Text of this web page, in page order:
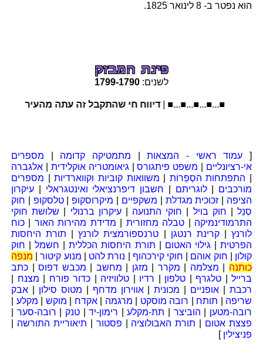
הוא נפטר ב- 8 לינואר 1825.
לשנים: 1799-1790
■...■...■...■...■ | דיווח חי שהתקבל זה עתה מהעיר עכו:
[ עמוד ראשי - המצאות| מתמטיקה קדומה
מספרים
אי-רציונליים
משפט פיתגורס| גיאומטריה אוקלידית
אלגברה
התפתחות הסְפַרוֹת משוואות קוביות וקווארדיות| מספרים
מורכבים |לוגריתם חשבון דיפרנציאלי ואינטגראלי
עיקרון
הציפה
זכוכית מגדלת משקפיים מיקרוסקופ |טלסקופ
חוק
סְנֵל| חוק בויל חוקי התנועה |עיקרון ברנולי
שלושת חוקי
התרמודינמיקה
טבלה מחזורית מדידת מהירות האור
כוח
לורנץ|קרינת רנטגן טרנספורמצית לורנץ| תורת היחסות
הפרטית| גילוי האטום תורת היחסות הכללית| חשמל| חוק
קולון
חוק אוהם חוקי קירכהוף נורת להט מנוע קיטור| מנפה
כותנה
מצלמה מקרר מזגן מחשב מכבש דפוס| כתב
ברייל
טלגרף טלפון רדיו טלוויזיה כדור פורח מצנח
רכבת| אופניים מכונית|אווירון מדחף מטוס סילון
אבק
שריפה
תותח רובה מוסקט מרגמה |אקדח מוקש מקלע
רובה-מטען
הוביצר תת-מקלע| רימון-יד|טנק רובה-סער
פצצת אטום
תורת האבולוציה פסטור תיאוריית התורשה
פניצילין ]